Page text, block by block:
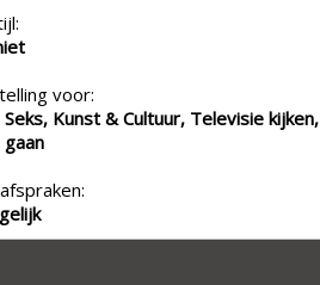
voor:
Seks, Kunst & Cultuur, Televisie kijken,